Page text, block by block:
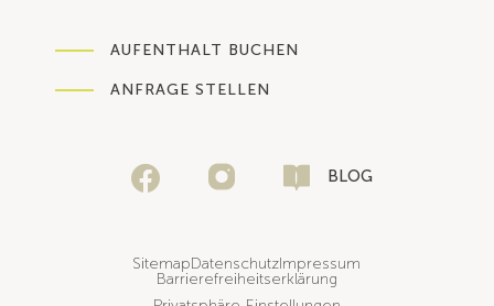
AUFENTHALT BUCHEN
ANFRAGE STELLEN
BLOG
SitemapDatenschutzImpressum
Barrierefreiheitserklärung